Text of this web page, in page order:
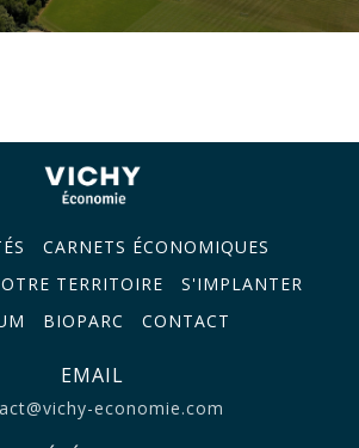
CARNETS ÉCONOMIQUES
TERRITOIRE
S'IMPLANTER
BIOPARC CONTACT
EMAIL
economie.com